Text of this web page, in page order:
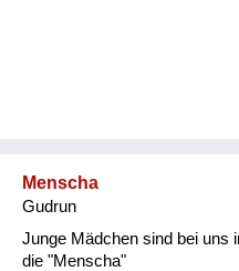
Menscha
Gudrun
Junge Mädchen sind bei uns
die "Menscha"